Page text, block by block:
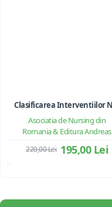
Asociatia de Nursing din
Romania & Editura Andreas
195,00 Lei
220,00 Lei